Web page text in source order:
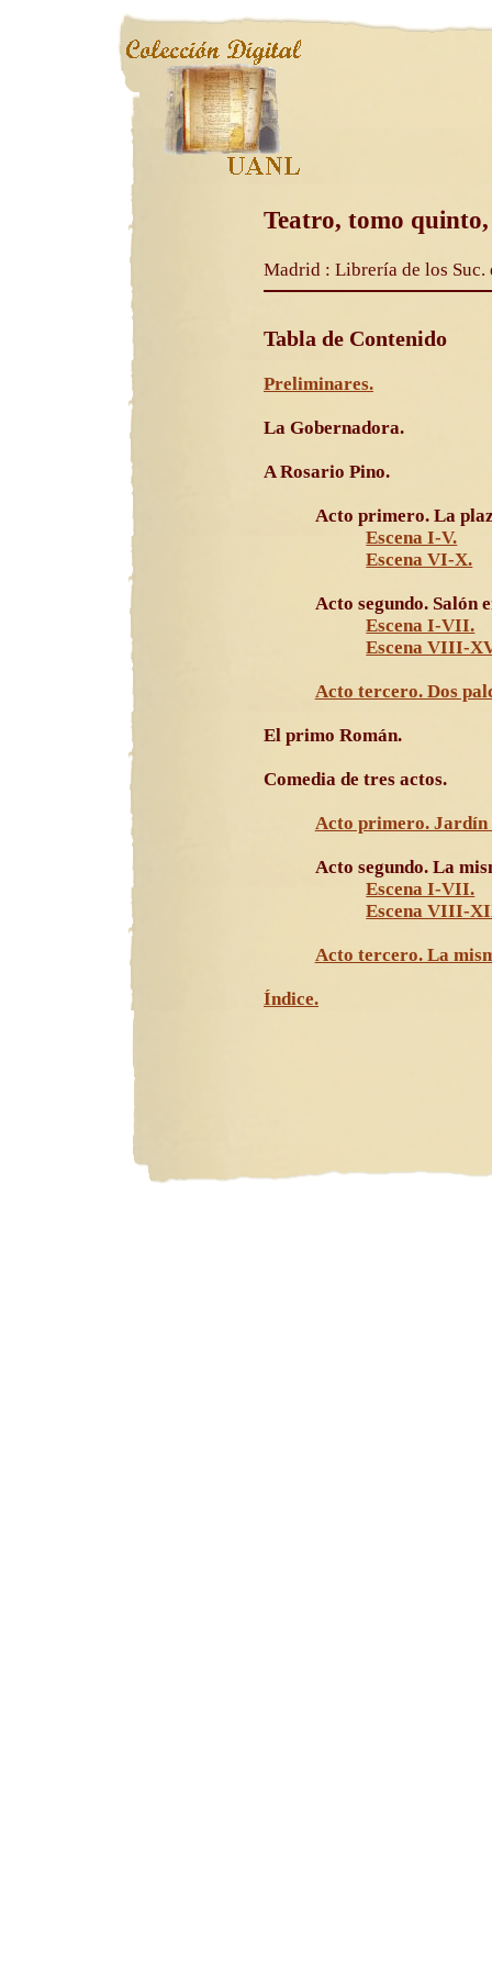
Teatro, tomo
Madrid : Librería de los Suc.
Tabla de Contenido
Preliminares.
La Gobernadora.
A Rosario Pino.
Acto primero. La
Escena I-V.
Escena VI-X.
Acto segundo. Salón
Escena I-VII.
Escena VIII-
Acto tercero. Dos
El primo Román.
Comedia de tres actos.
Acto primero. Jardín
Acto segundo. La
Escena I-VII.
Escena VIII-
Acto tercero. La
Índice.